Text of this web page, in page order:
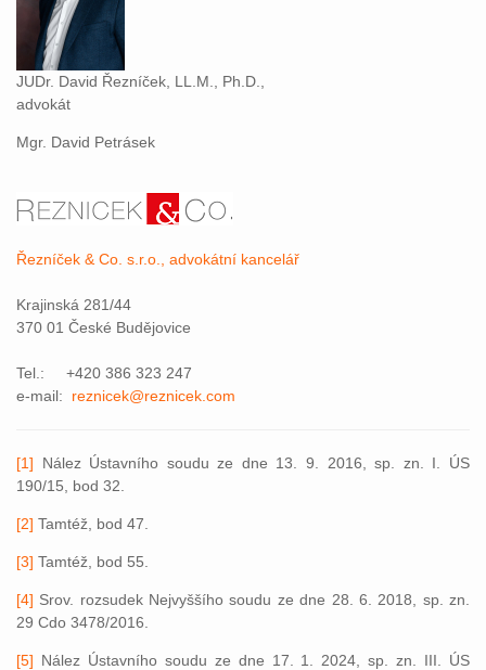
JUDr. David Řezníček, LL.M., Ph.D.,
advokát
Mgr. David Petrásek
Řezníček & Co. s.r.o., advokátní kancelář
Krajinská 281/44
370 01 České Budějovice
Tel.: +420 386 323 247
e-mail: reznicek@reznicek.com
[1] Nález Ústavního soudu ze dne 13. 9. 2016, sp. zn. I. ÚS
190/15, bod 32.
[2] Tamtéž, bod 47.
[3] Tamtéž, bod 55.
[4] Srov. rozsudek Nejvyššího soudu ze dne 28. 6. 2018, sp. zn.
29 Cdo 3478/2016.
[5] Nález Ústavního soudu ze dne 17. 1. 2024, sp. zn. III. ÚS